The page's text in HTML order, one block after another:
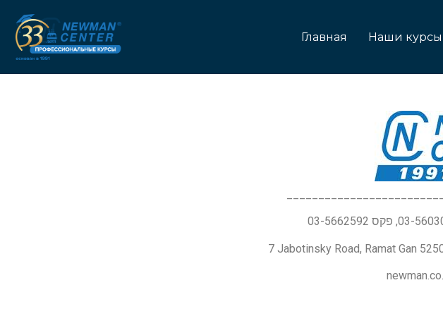
Главная Наши курсы
7 Jabotinsky Road, Ramat Gan